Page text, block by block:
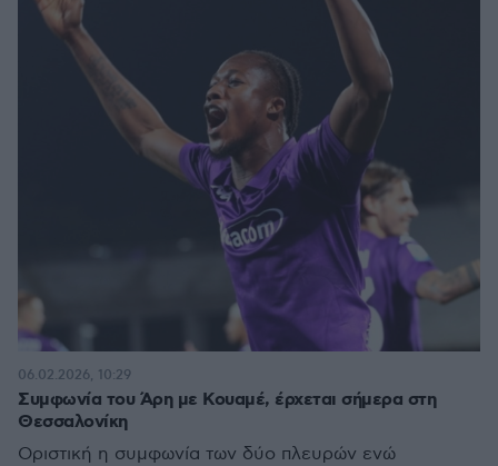
Συμφωνία του Άρη με Κουαμέ, έρχεται σήμερα στη
Θεσσαλονίκη
Οριστική η συμφωνία των δύο πλευρών ενώ
06.02.2026, 10:29